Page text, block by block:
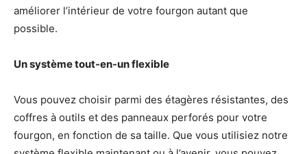
améliorer l’intérieur de votre fourgon autant que
possible.
Un système tout-en-un flexible
Vous pouvez choisir parmi des étagères résistantes, des
coffres à outils et des panneaux perforés pour votre
fourgon, en fonction de sa taille. Que vous utilisiez notre